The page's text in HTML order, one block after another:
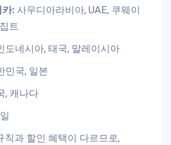
카:사우디아라비아, UAE, 쿠웨이
트
도네시아, 태국, 말레이시아
민국, 일본
, 캐나다
칙과 할인 혜택이 다르므로,